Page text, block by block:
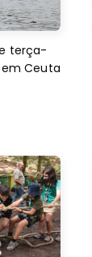
terça-
Ceuta